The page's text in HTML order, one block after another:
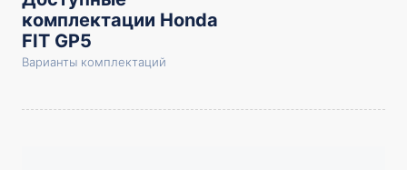
комплектации Honda
FIT GP5
Варианты комплектаций